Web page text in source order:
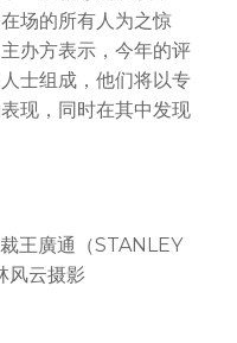
场的所有人为之惊
办方表示，今年的评
士组成，他们将以专
现，同时在其中发现
王廣通（STANLEY
风云摄影